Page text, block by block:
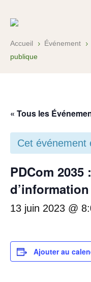
Accueil 5 Événement 5
publique
« Tous les
Cet événement
PDCom 2035
13 juin 2023 @
Ajouter au